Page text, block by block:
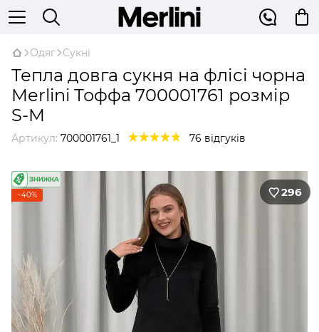
Одяг Сукні
Тепла довга сукня на флісі чорна
Merlini Тоффа 700001761 розмір
S-M
Артикул: 700001761_1 76 відгуків
−40% 296